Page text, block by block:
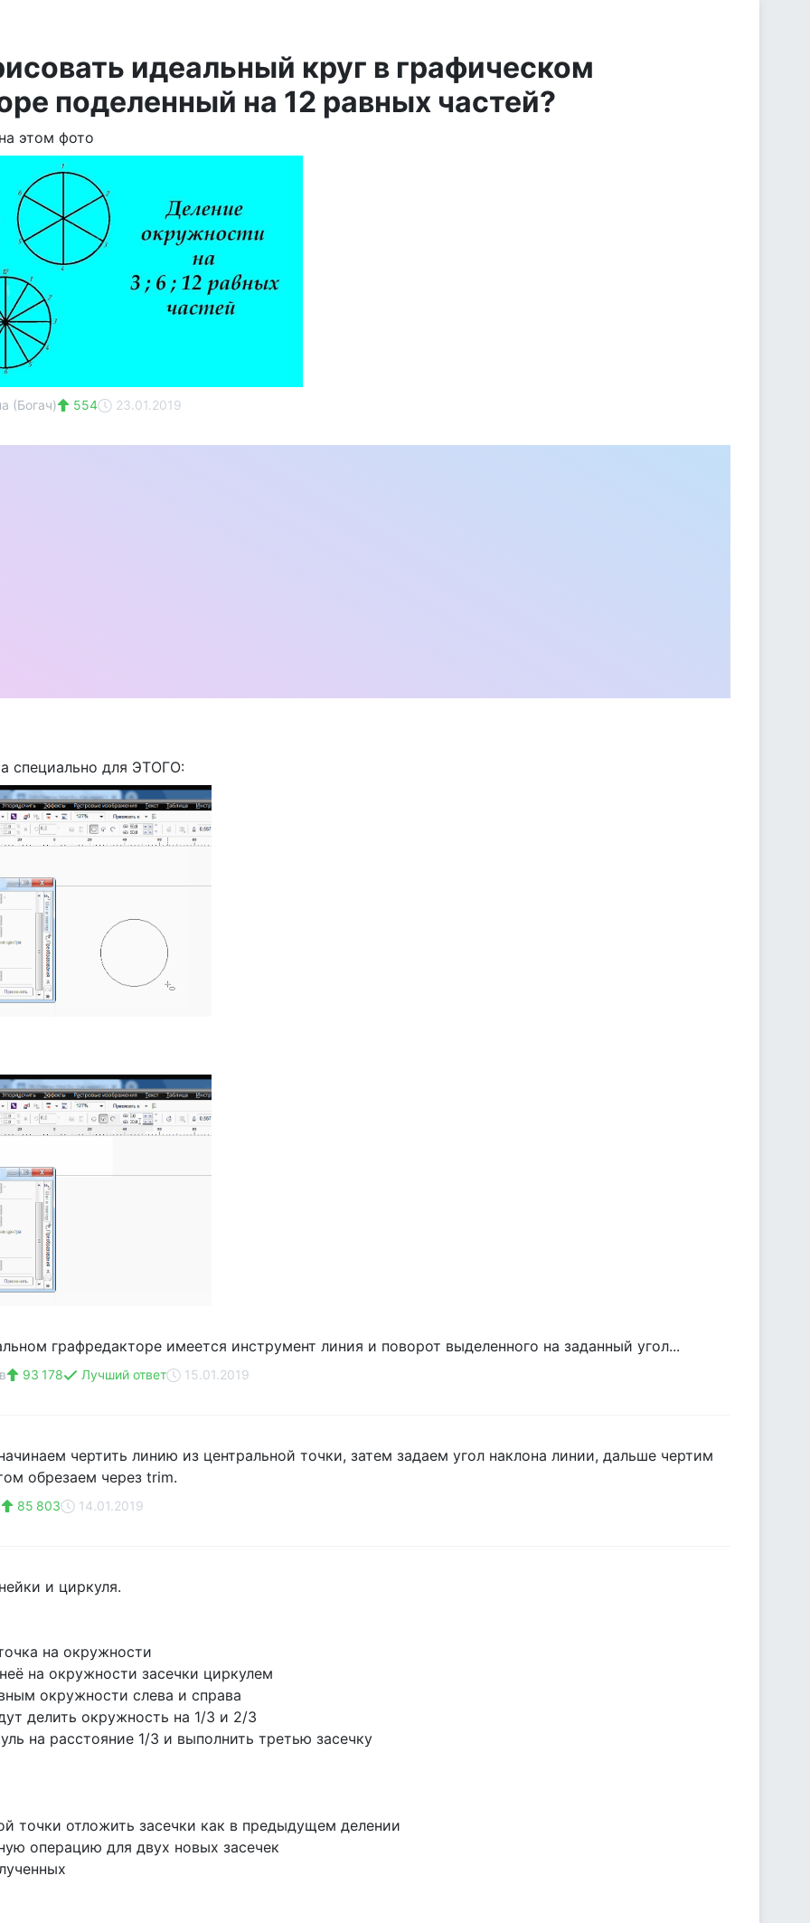
идеальный круг в графическом
поделенный на 12 равных частей?
этом фото
(Богач) 554 23.01.2019
специально для ЭТОГО:
графредакторе имеется инструмент линия и поворот выделенного на заданный угол...
93 178 Лучший ответ 15.01.2019
чертить линию из центральной точки, затем задаем угол наклона линии, дальше чертим
обрезаем через trim.
85 803 14.01.2019
и циркуля.
на окружности
на окружности засечки циркулем
окружности слева и справа
делить окружность на 1/3 и 2/3
на расстояние 1/3 и выполнить третью засечку
точки отложить засечки как в предыдущем делении
операцию для двух новых засечек